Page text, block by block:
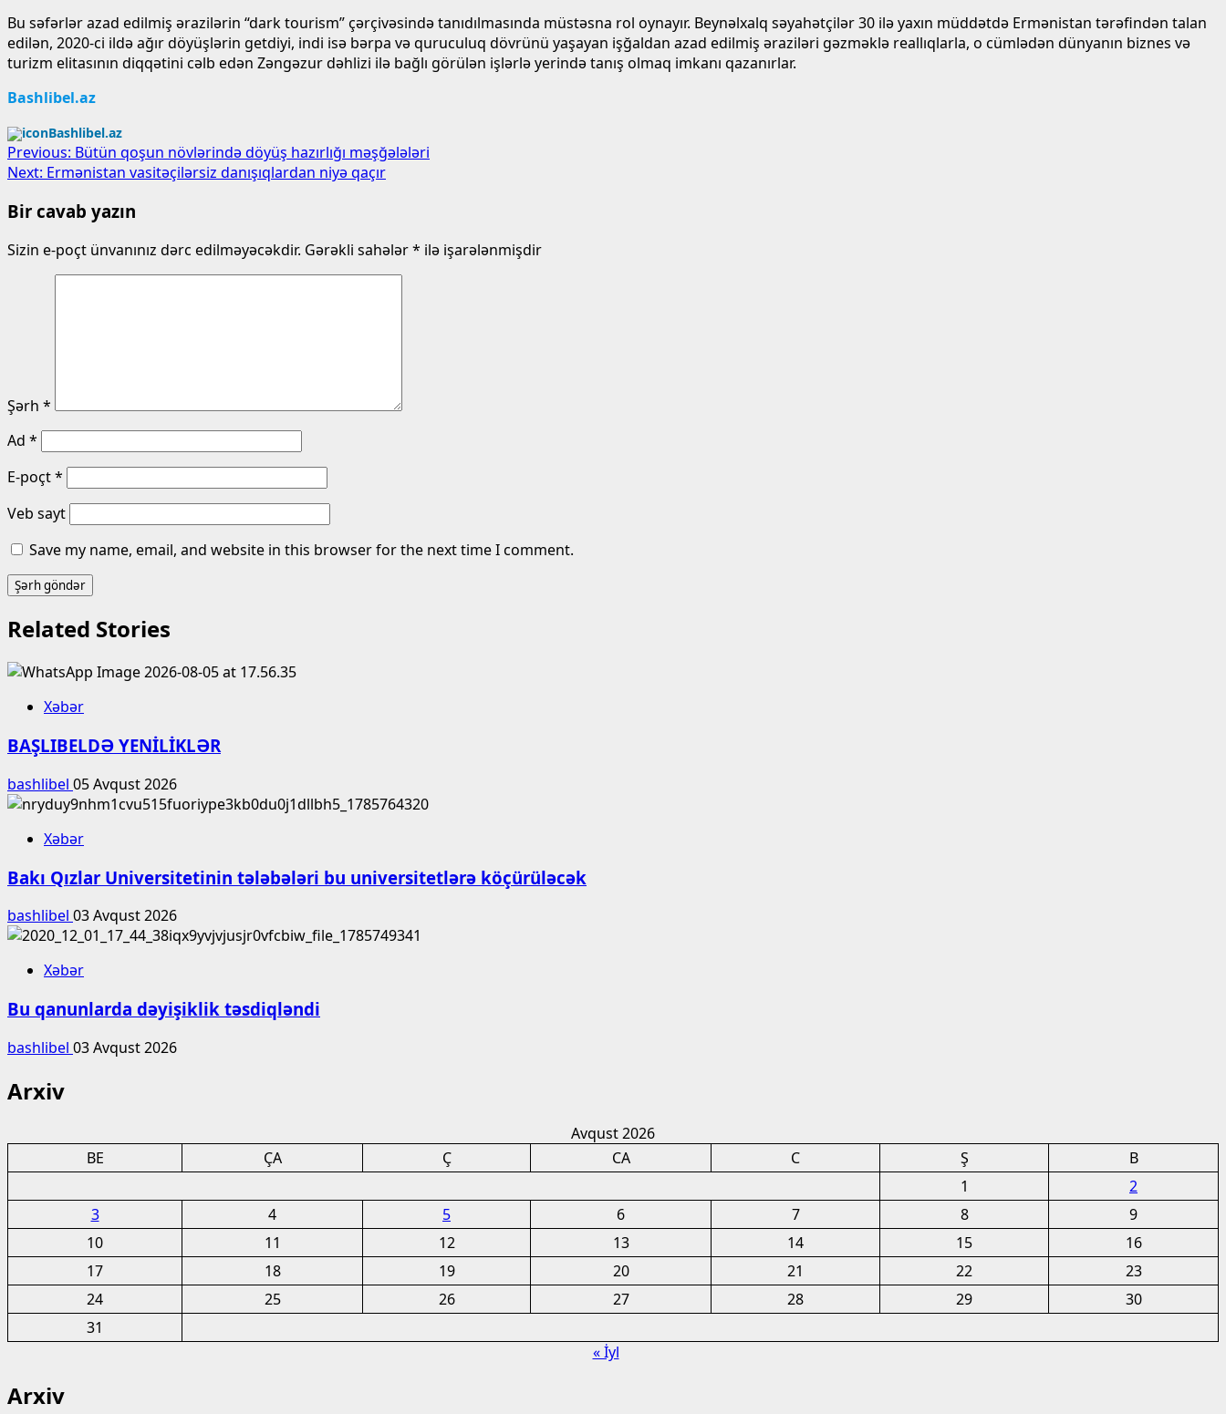
Bu səfərlər azad edilmiş ərazilərin “dark tourism” çərçivəsində tanıdılmasında müstəsna rol oynayır. Beynəlxalq səyahətçilər 30 ilə yaxın müddətdə Ermənistan tərəfindən talan
edilən, 2020-ci ildə ağır döyüşlərin getdiyi, indi isə bərpa və quruculuq dövrünü yaşayan işğaldan azad edilmiş əraziləri gəzməklə reallıqlarla, o cümlədən dünyanın biznes və
turizm elitasının diqqətini cəlb edən Zəngəzur dəhlizi ilə bağlı görülən işlərlə yerində tanış olmaq imkanı qazanırlar.
Bashlibel.az
Bashlibel.az
Post
navigation
Previous: Bütün qoşun növlərində döyüş hazırlığı məşğələləri
Next: Ermənistan vasitəçilərsiz danışıqlardan niyə qaçır
Bir cavab yazın
Sizin e-poçt ünvanınız dərc edilməyəcəkdir. Gərəkli sahələr* ilə işarələnmişdir
Şərh *
Ad *
E-poçt*
Veb sayt
Save my name, email, and website in this browser for the next time I comment.
Related Stories
Xəbər
BAŞLIBELDƏ YENİLİKLƏR
bashlibel 05 Avqust 2026
Xəbər
Bakı Qızlar Universitetinin tələbələri bu universitetlərə köçürüləcək
bashlibel 03 Avqust 2026
Xəbər
Bu qanunlarda dəyişiklik təsdiqləndi
bashlibel 03 Avqust 2026
Arxiv
Avqust 2026
BE
ÇA Ç CA C Ş
B
1
2
3
4 5 6 7 8
9
10
11 12 13 14 15
16
17
18 19 20 21 22
23
24
25 26 27 28 29
30
31
« İyl
Arxiv